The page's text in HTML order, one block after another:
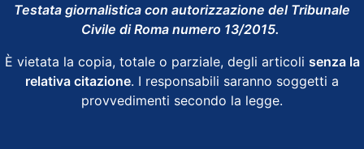
Testata giornalistica con autorizzazione del Tribunale
Civile di Roma numero 13/2015.
È vietata la copia, totale o parziale, degli articoli senza la
relativa citazione. I responsabili saranno soggetti a
provvedimenti secondo la legge.